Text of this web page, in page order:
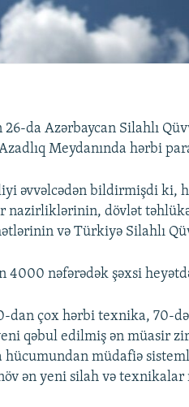
da Azərbaycan Silahlı
Meydanında hərbi
əvvəlcədən bildirmişdi ki,
nazirliklərinin, dövlət
və Türkiyə Silahlı
4000 nəfərədək şəxsi
dan çox hərbi texnika, 70-
qəbul edilmiş ən müasir
hücumundan müdafiə
ən yeni silah və texnikalar